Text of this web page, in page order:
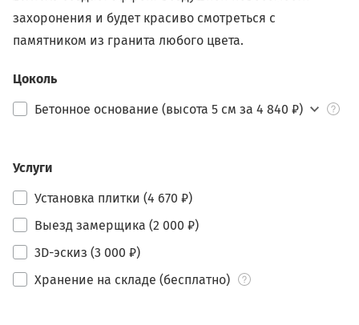
захоронения и будет красиво смотреться с
памятником из гранита любого цвета.
Цоколь
Бетонное основание (высота 5 см за 4 840 ₽)
Услуги
Установка плитки (4 670 ₽)
Выезд замерщика (2 000 ₽)
3D-эскиз (3 000 ₽)
Хранение на складе (бесплатно)